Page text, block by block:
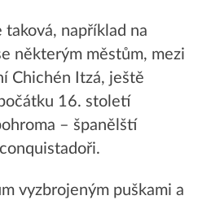
taková, například na
některým městům, mezi
Chichén Itzá, ještě
16. století
– španělští
vyzbrojeným puškami a